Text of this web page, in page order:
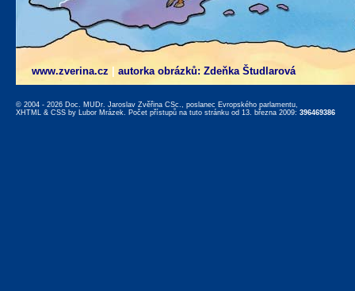
www.zverina.cz autorka obrázků: Zdeňka Študlarová
© 2004 - 2026 Doc. MUDr. Jaroslav Zvěřina CSc., poslanec Evropského parlamentu,
XHTML & CSS by Lubor Mrázek. Počet přístupů na tuto stránku od 13. března 2009: 396469386